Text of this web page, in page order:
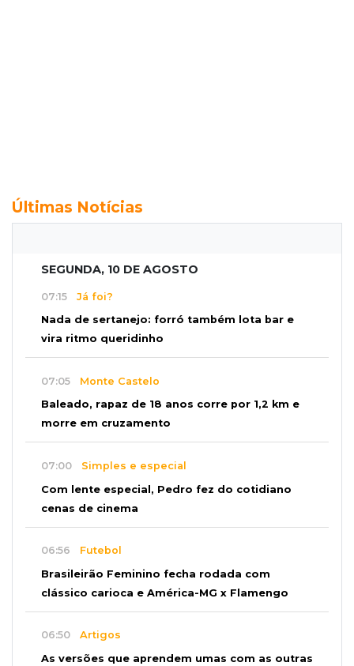
Últimas Notícias
SEGUNDA, 10 DE AGOSTO
07:15 Já foi?
Nada de sertanejo: forró também lota bar e
vira ritmo queridinho
07:05 Monte Castelo
Baleado, rapaz de 18 anos corre por 1,2 km e
morre em cruzamento
07:00 Simples e especial
Com lente especial, Pedro fez do cotidiano
cenas de cinema
06:56 Futebol
Brasileirão Feminino fecha rodada com
clássico carioca e América-MG x Flamengo
06:50 Artigos
As versões que aprendem umas com as outras